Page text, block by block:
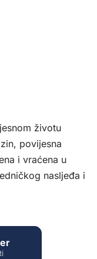
životu
povijesna
i vraćena u
nasljeđa i